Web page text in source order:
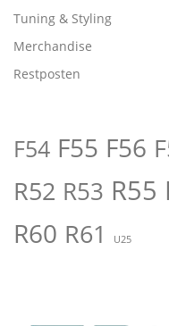
Tuning & Styling
Merchandise
Restposten
F54 F55 F56
R52 R53 R55
R60 R61 U25